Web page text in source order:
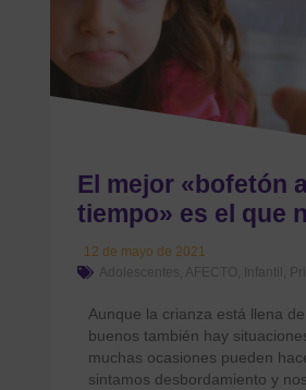
El mejor «bofetón
tiempo» es el que
12 de mayo de 2021
Adolescentes
AFECTO Infantil
Aunque la crianza está llena
buenos también hay
muchas ocasiones pueden
sintamos desbordamiento y